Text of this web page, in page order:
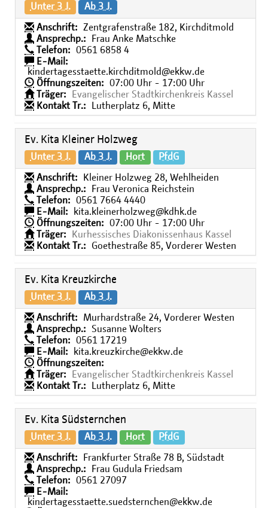
Unter 3 J. Ab 3 J.
Anschrift:
Zentgrafenstraße 182, Kirchditmold
Ansprechp.:
Frau Anke Matschke
Telefon:
0561 6858 4
E-Mail:
kindertagesstaette.kirchditmold@ekkw.de
Öffnungszeiten:
07:00 Uhr - 17:00 Uhr
Träger:
Evangelischer Stadtkirchenkreis Kassel
Kontakt Tr.:
Lutherplatz 6, Mitte
Ev. Kita Kleiner Holzweg
Unter 3 J. Ab 3 J. Hort PfdG
Anschrift:
Kleiner Holzweg 28, Wehlheiden
Ansprechp.:
Frau Veronica Reichstein
Telefon:
0561 7664 4440
E-Mail:
kita.kleinerholzweg@kdhk.de
Öffnungszeiten:
07:00 Uhr - 17:00 Uhr
Träger:
Kurhessisches Diakonissenhaus Kassel
Kontakt Tr.:
Goethestraße 85, Vorderer Westen
Ev. Kita Kreuzkirche
Unter 3 J. Ab 3 J.
Anschrift:
Murhardstraße 24, Vorderer Westen
Ansprechp.:
Susanne Wolters
Telefon:
0561 17219
E-Mail:
kita.kreuzkirche@ekkw.de
Öffnungszeiten:
Träger:
Evangelischer Stadtkirchenkreis Kassel
Kontakt Tr.:
Lutherplatz 6, Mitte
Ev. Kita Südsternchen
Unter 3 J. Ab 3 J. Hort PfdG
Anschrift:
Frankfurter Straße 78 B, Südstadt
Ansprechp.:
Frau Gudula Friedsam
Telefon:
0561 27097
E-Mail:
kindertagesstaette.suedsternchen@ekkw.de